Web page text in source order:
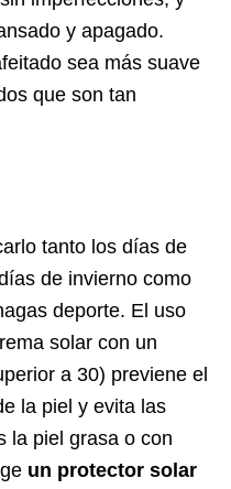
y apagado.
sea más suave
que son tan
tanto los días de
de invierno como
deporte. El uso
solar con un
a 30) previene el
la piel y evita las
la piel grasa o con
un protector solar